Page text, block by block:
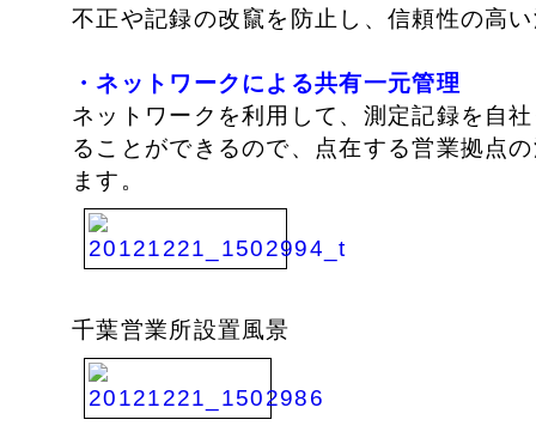
不正や記録の改竄を防止し、信頼性の高
・ネットワークによる共有一元管理
ネットワークを利用して、測定記録を自
ることができるので、点在する営業拠点
ます。
千葉営業所設置風景